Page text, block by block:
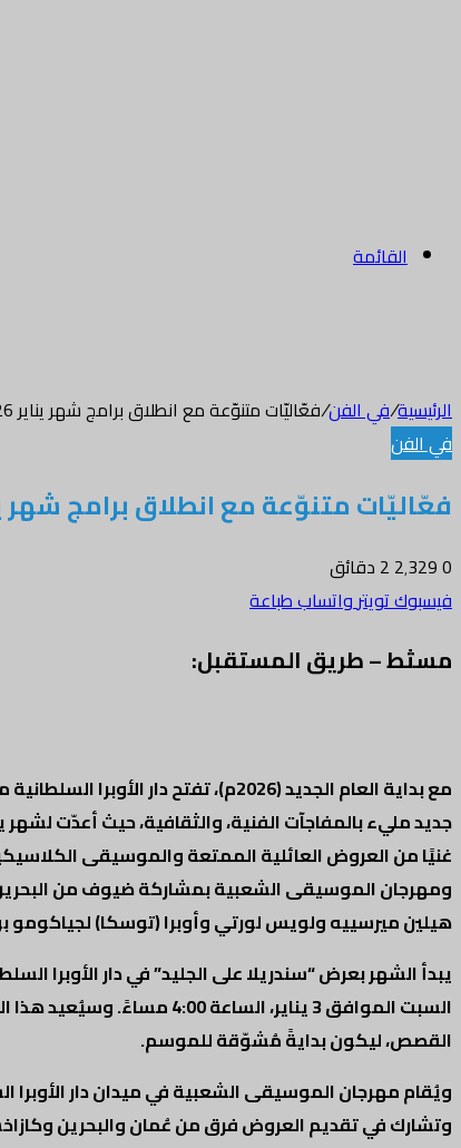
القائمة
الرئيسية/في الفن/فعّاليّات متنوّعة مع انطلاق برامج شهر يناير 2026 في دار الأوبرا السلطانية
في الفن
فعّاليّات متنوّعة مع انطلاق برامج شهر يناير 2026 في دار الأوبرا
0
2 دقائق
فيسبوكتويترواتسابطباعة
مسثط – طريق المستقبل:
مع بداية العام الجديد (2026م)،
غنيًا من العروض العائلية الممتعة والموسيقى
ومهرجان الموسيقى الشعبية بمشاركة ضيوف من
هيلين ميرسييه ولويس لورتي وأوبرا (توسكا) لجياكومو
السبت الموافق 3 يناير،
القصص، ليكون بدايةً مُشوّقة للموسم.
ويُقام مهرجان الموسيقى الشعبية في ميدان
وتشارك في تقديم العروض فرق من عُمان والبحرين